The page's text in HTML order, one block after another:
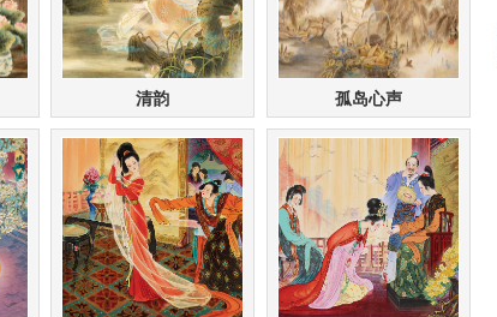
清韵 孤岛心声